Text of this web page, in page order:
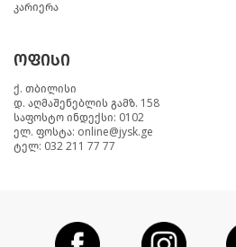
კარიერა
ოფისი
ქ. თბილისი
დ. აღმაშენებლის გამზ. 158
საფოსტო ინდექსი: 0102
ელ. ფოსტა: online@jysk.ge
ტელ: 032 211 77 77